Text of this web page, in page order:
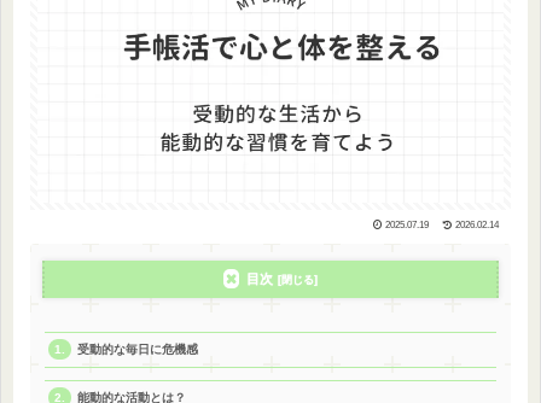
2025.07.19 2026.02.14
目次
受動的な毎日に危機感
能動的な活動とは？